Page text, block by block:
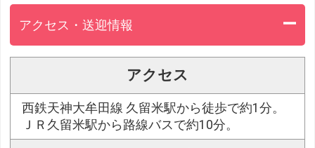
アクセス・送迎情報
アクセス
西鉄天神大牟田線 久留米駅から徒歩で約1分。
ＪＲ久留米駅から路線バスで約10分。